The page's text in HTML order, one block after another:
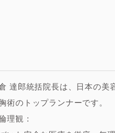
達郎統括院長は、日本の美
術のトップランナーです。
理観：